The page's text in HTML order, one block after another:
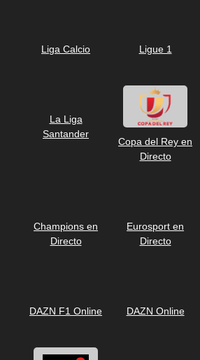
Liga Calcio Ligue 1
La Liga
Santander
Copa del Rey en
Directo
Champions en
Directo
Eurosport en
Directo
DAZN F1 Online DAZN Online